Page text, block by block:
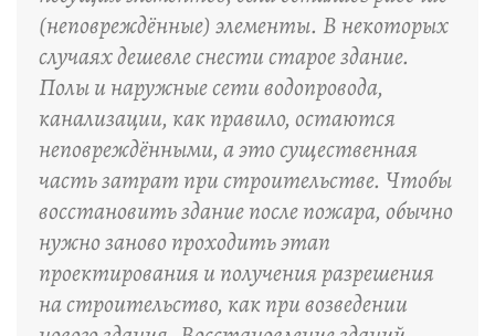
(неповреждённые) элементы. В некоторых
случаях дешевле снести старое здание.
Полы и наружные сети водопровода,
канализации, как правило, остаются
неповреждёнными, а это существенная
часть затрат при строительстве. Чтобы
восстановить здание после пожара, обычно
нужно заново проходить этап
проектирования и получения разрешения
на строительство, как при возведении